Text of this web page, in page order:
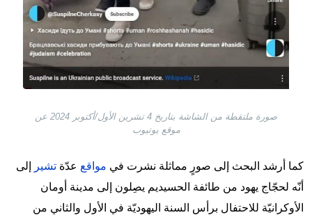
صورة ملتقطة من الشاشة بتاريخ 4 تشرين الأول/أكتوبر 2024 عن
موقع يوتيوب
كما أرشد البحث إلى صورٍ مماثلة نشرت في مواقع عدّة تشير
إلى
أنّه لحجّاج يهود من طائفة الحسيديم يصِلون إلى مدينة أومان
الأوكرانيّة للاحتفال برأس السنة اليهوديّة في الأول والثاني من